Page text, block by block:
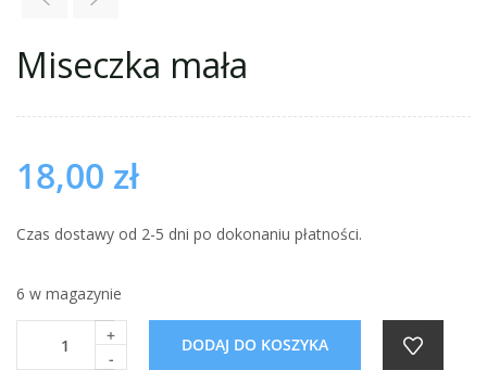
Miseczka mała
18,00 zł
Czas dostawy od 2-5 dni po dokonaniu płatności.
6 w magazynie
+
-
DODAJ DO KOSZYKA